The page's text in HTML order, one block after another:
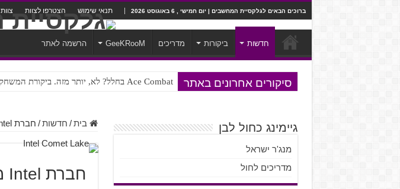
ברוכים הבאים לגלקסיית המחשבים | יום חמישי , 6 באוגוסט 2026 תנאי שימוש הצטרפו לצוות
חדשות ביקורות מדריכים GeeKRooM הרשמה לאתר
סיקורים אחרונים באתר Ace Combat בחלל? לא, יותר מזה. ביקורת המשחק Chorus
Steven Universe והשירים שתורגמו בצורה נוראית לעברית
בית / חדשות / חברת Intel מוסיפה הכפלה ספרתית למוצריה
חברת Intel מוסיפה הכפלה ספרתית למוצריה
גיימינג כחול לבן
מנג'ר ישראל
מדריכים לחול